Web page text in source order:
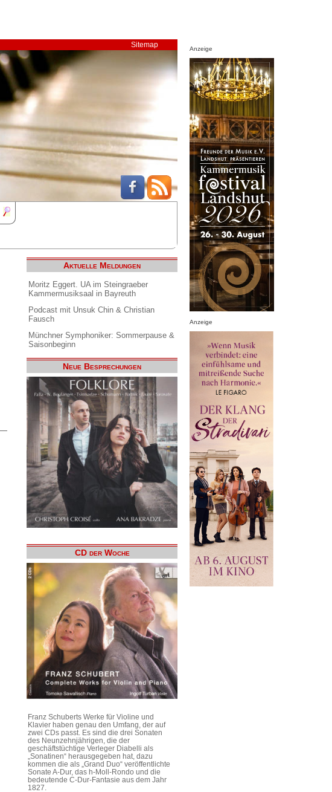
Sitemap
Aktuelle Meldungen
Moritz Eggert. UA im Steingraeber
Kammermusiksaal in Bayreuth
Podcast mit Unsuk Chin & Christian
Fausch
Münchner Symphoniker: Sommerpause &
Saisonbeginn
Neue Besprechungen
CD der Woche
Franz Schuberts Werke für Violine und
Klavier haben genau den Umfang, der auf
zwei CDs passt. Es sind die drei Sonaten
des Neunzehnjährigen, die der
geschäftstüchtige Verleger Diabelli als
„Sonatinen“ herausgegeben hat, dazu
kommen die als „Grand Duo“ veröffentlichte
Sonate A-Dur, das h-Moll-Rondo und die
bedeutende C-Dur-Fantasie aus dem Jahr
1827.
Anzeige
Anzeige